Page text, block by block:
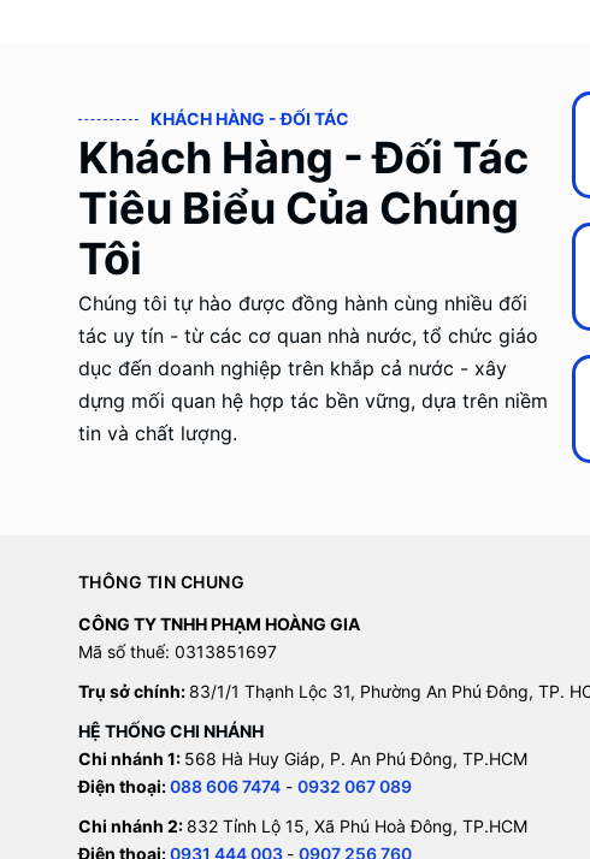
KHÁCH HÀNG - ĐỐI TÁC
Khách Hàng - Đối Tác
Tiêu Biểu Của Chúng
Tôi
Chúng tôi tự hào được đồng hành cùng nhiều đối
tác uy tín - từ các cơ quan nhà nước, tổ chức giáo
dục đến doanh nghiệp trên khắp cả nước - xây
dựng mối quan hệ hợp tác bền vững, dựa trên niềm
tin và chất lượng.
THÔNG TIN CHUNG
CÔNG TY TNHH PHẠM HOÀNG GIA
Mã số thuế: 0313851697
Trụ sở chính: 83/1/1 Thạnh Lộc 31, Phường An Phú Đông, TP.
HỆ THỐNG CHI NHÁNH
Chi nhánh 1: 568 Hà Huy Giáp, P. An Phú Đông, TP.HCM
Điện thoại:088 606 7474- 0932 067 089
Chi nhánh 2: 832 Tỉnh Lộ 15, Xã Phú Hoà Đông, TP.HCM
Điện thoại:0931 444 003 - 0907 256 760